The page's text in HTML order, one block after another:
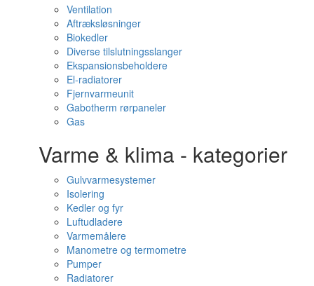
Ventilation
Aftræksløsninger
Biokedler
Diverse tilslutningsslanger
Ekspansionsbeholdere
El-radiatorer
Fjernvarmeunit
Gabotherm rørpaneler
Gas
Varme & klima - kategorier
Gulvvarmesystemer
Isolering
Kedler og fyr
Luftudladere
Varmemålere
Manometre og termometre
Pumper
Radiatorer